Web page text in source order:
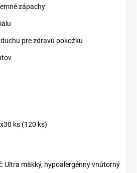
zápachy
pre zdravú pokožku
ks (120 ks)
Ultra mäkký, hypoalergénny vnútorný